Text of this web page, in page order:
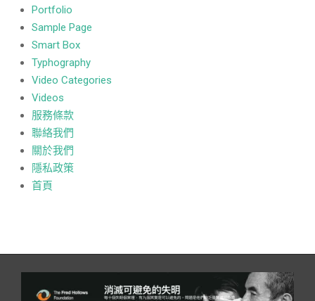
Portfolio
Sample Page
Smart Box
Typhography
Video Categories
Videos
服務條款
聯絡我們
關於我們
隱私政策
首頁